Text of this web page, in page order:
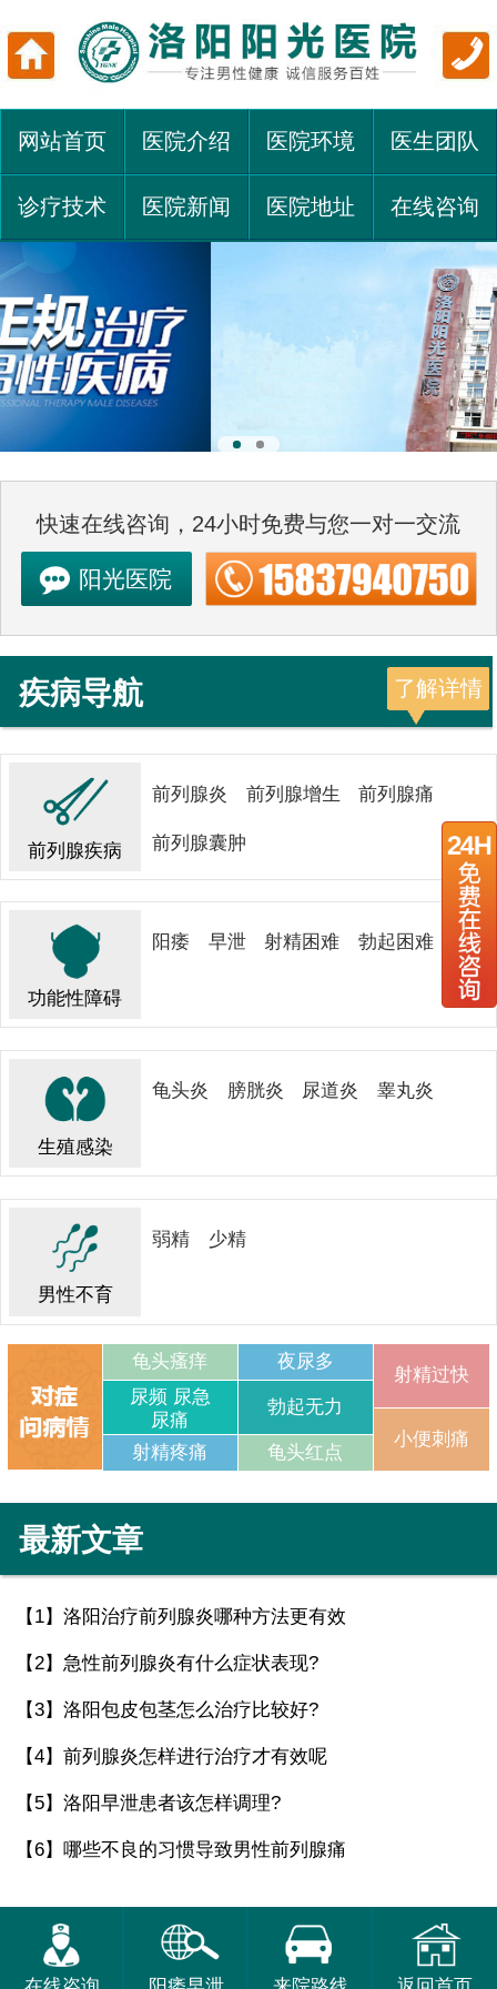
网站首页 医院介绍 医院环境 医生团队
诊疗技术 医院新闻 医院地址 在线咨询
快速在线咨询，24小时免费与您一对一交流
阳光医院
了解详情
疾病导航
前列腺疾病
前列腺炎 前列腺增生 前列腺痛
前列腺囊肿
功能性障碍
阳痿 早泄 射精困难 勃起困难
生殖感染
龟头炎 膀胱炎 尿道炎 睾丸炎
男性不育
弱精 少精
龟头瘙痒
夜尿多
尿频 尿急
尿痛
勃起无力
射精疼痛 龟头红点
射精过快
小便刺痛
最新文章
【1】 洛阳治疗前列腺炎哪种方法更有效
【2】 急性前列腺炎有什么症状表现?
【3】 洛阳包皮包茎怎么治疗比较好?
【4】 前列腺炎怎样进行治疗才有效呢
【5】 洛阳早泄患者该怎样调理?
【6】 哪些不良的习惯导致男性前列腺痛